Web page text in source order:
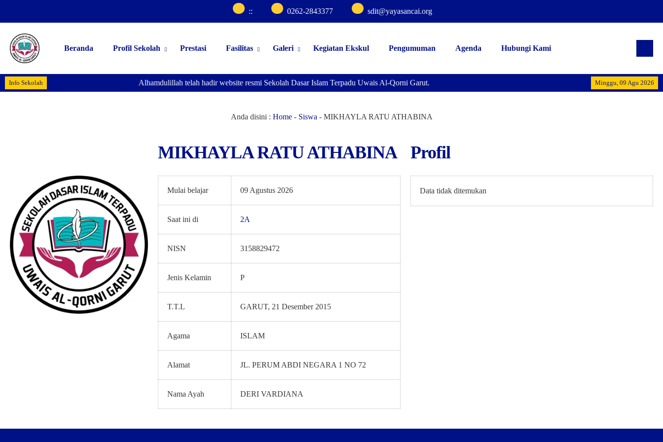
:: 0262-2843377 sdit@yayasancai.org
Beranda Profil Sekolah Prestasi Fasilitas Galeri Kegiatan Ekskul Pengumuman Agenda Hubungi Kami
Info Sekolah Minggu, 09 Agu 2026
Alhamdulillah telah hadir website resmi Sekolah Dasar Islam Terpadu Uwais Al-Qorni Garut.
Anda disini : Home- Siswa - MIKHAYLA RATU ATHABINA
MIKHAYLA RATU ATHABINA
Mulai belajar 09 Agustus 2026
Saat ini di 2A
NISN 3158829472
Jenis Kelamin P
T.T.L GARUT, 21 Desember 2015
Agama ISLAM
Alamat JL. PERUM ABDI NEGARA 1 NO 72
Nama Ayah DERI VARDIANA
Profil
Data tidak ditemukan